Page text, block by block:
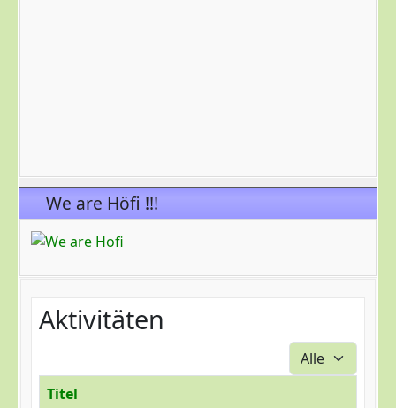
We are Höfi !!!
Aktivitäten
Anzeige #
Titel